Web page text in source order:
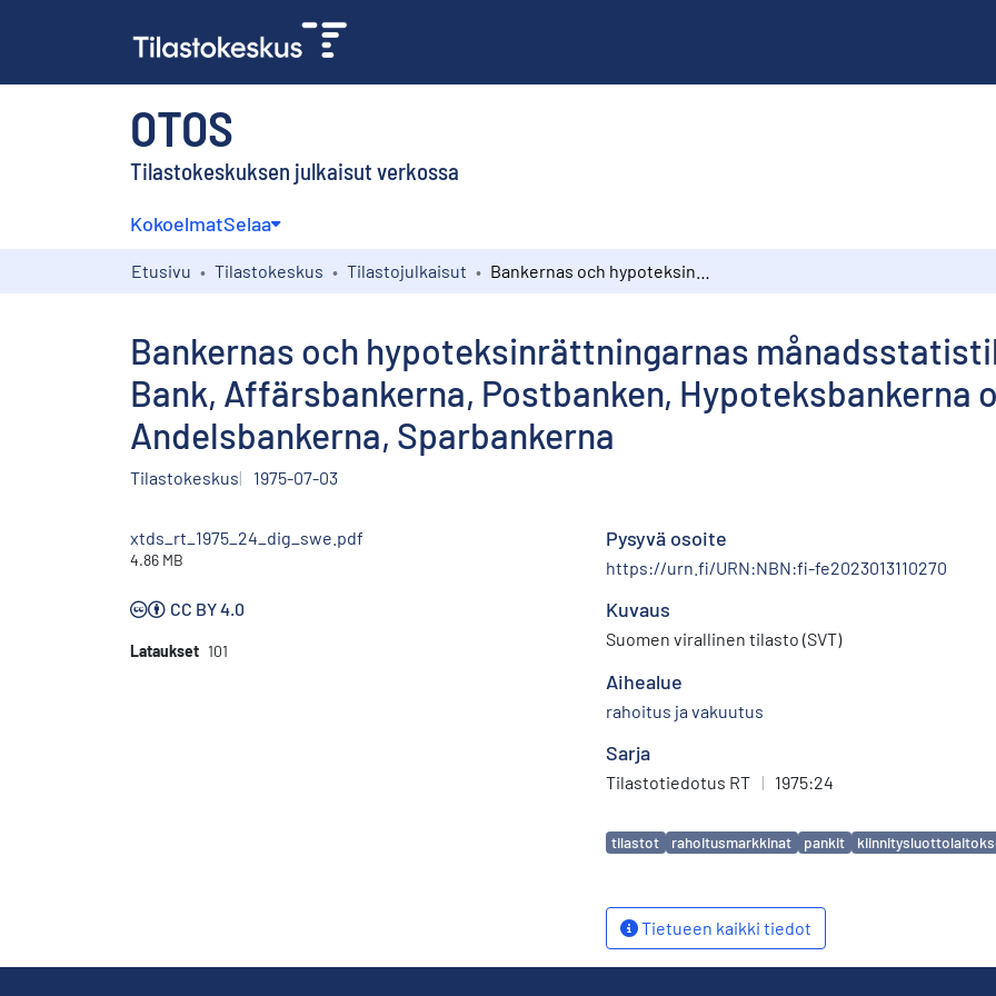
OTOS
Tilastokeskuksen julkaisut verkossa
KokoelmatSelaa
Etusivu Tilastokeskus Tilastojulkaisut
Bankernas och hypoteksinrättningarnas
Bank, Affärsbankerna, Postbanken, Hypoteksbankerna
Andelsbankerna, Sparbankerna
Tilastokeskus 1975-07-03
xtds_rt_1975_24_dig_swe.pdf
4.86 MB
CC BY 4.0
Lataukset 101
Pysyvä osoite
https://urn.fi/URN:NBN:fi-fe2023013110270
Kuvaus
Suomen virallinen tilasto (SVT)
Aihealue
rahoitus ja vakuutus
Sarja
Tilastotiedotus RT | 1975:24
Avainsanat
tilastot rahoitusmarkkinat pankit
Tietueen kaikki tiedot